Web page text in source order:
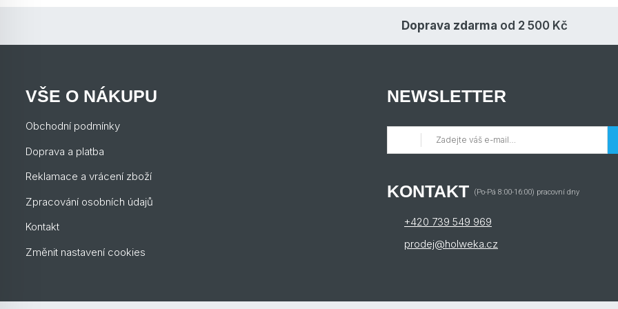
Doprava zdarma od 2 500 Kč
VŠE O NÁKUPU
Obchodní podmínky
Doprava a platba
Reklamace a vrácení zboží
Zpracování osobních údajů
Kontakt
Změnit nastavení cookies
NEWSLETTER
KONTAKT (Po-Pá 8:00-16:00) pracovní dny
+420 739 549 969
prodej@holweka.cz